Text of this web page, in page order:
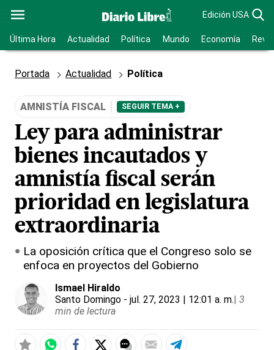
Edición USA
Última Hora Actualidad Política Mundo Economía
Portada Actualidad Política
AMNISTÍA FISCAL SEGUIR TEMA +
Ley para administrar
bienes incautados y
amnistía fiscal serán
prioridad en legislatura
extraordinaria
La oposición crítica que el Congreso solo se
enfoca en proyectos del Gobierno
Ismael Hiraldo
Santo Domingo - jul. 27, 2023 | 12:01 a. m.| 3
min de lectura